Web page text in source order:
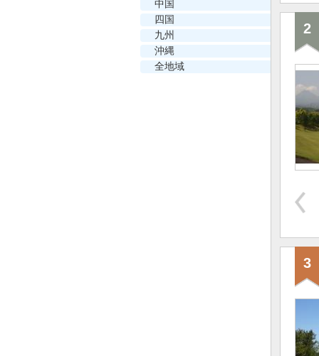
中国
四国
九州
沖縄
全地域
2
3